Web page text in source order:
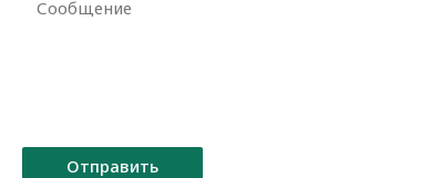
Отправить